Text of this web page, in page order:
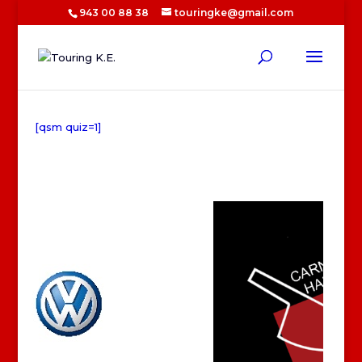
943 00 88 38 touringke@gmail.com
[qsm quiz=1]